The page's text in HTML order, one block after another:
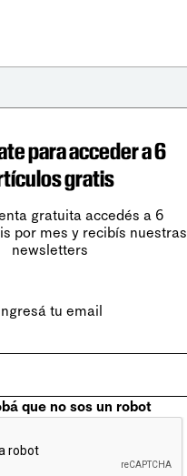
para acceder a 6
gratis
gratuita accedés a 6
por mes y recibís nuestras
newsletters
tu email
que no sos un robot